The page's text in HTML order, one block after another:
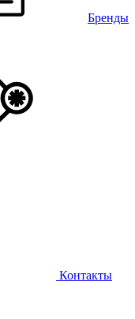
Бренды
Контакты